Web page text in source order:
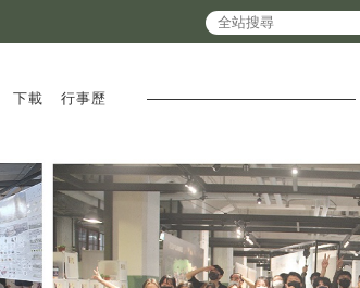
下載 行事歷